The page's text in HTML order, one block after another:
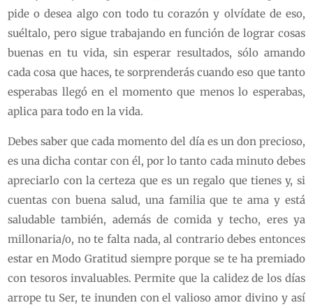
pide o desea algo con todo tu corazón y olvídate de eso,
suéltalo, pero sigue trabajando en función de lograr cosas
buenas en tu vida, sin esperar resultados, sólo amando
cada cosa que haces, te sorprenderás cuando eso que tanto
esperabas llegó en el momento que menos lo esperabas,
aplica para todo en la vida.
Debes saber que cada momento del día es un don precioso,
es una dicha contar con él, por lo tanto cada minuto debes
apreciarlo con la certeza que es un regalo que tienes y, si
cuentas con buena salud, una familia que te ama y está
saludable también, además de comida y techo, eres ya
millonaria/o, no te falta nada, al contrario debes entonces
estar en Modo Gratitud siempre porque se te ha premiado
con tesoros invaluables. Permite que la calidez de los días
arrope tu Ser, te inunden con el valioso amor divino y así